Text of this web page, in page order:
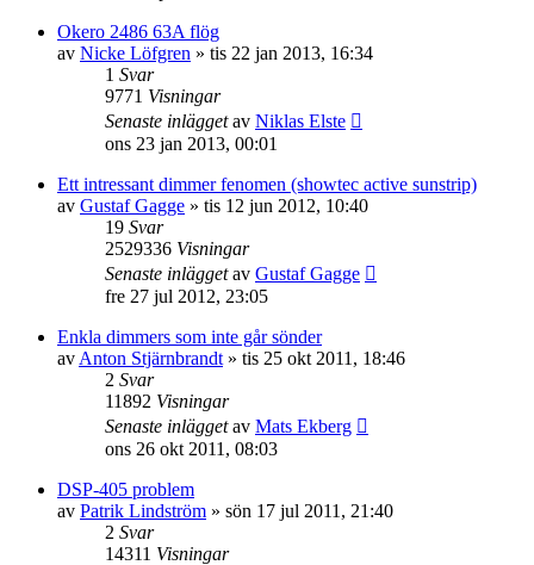
Okero 2486 63A flög
av Nicke Löfgren » tis 22 jan 2013, 16:34
1 Svar
9771 Visningar
Senaste inläggetav Niklas Elste
ons 23 jan 2013, 00:01
Ett intressant dimmer fenomen (showtec active sunstrip)
av Gustaf Gagge » tis 12 jun 2012, 10:40
19 Svar
2529336 Visningar
Senaste inläggetav Gustaf Gagge
fre 27 jul 2012, 23:05
Enkla dimmers som inte går sönder
av Anton Stjärnbrandt » tis 25 okt 2011, 18:46
2 Svar
11892 Visningar
Senaste inläggetav Mats Ekberg
ons 26 okt 2011, 08:03
DSP-405 problem
av Patrik Lindström » sön 17 jul 2011, 21:40
2 Svar
14311 Visningar